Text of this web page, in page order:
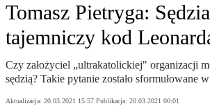
Tomasz Pietryga:
tajemniczy kod
Czy założyciel „ultrakatolickiej" organizacji
sędzią? Takie pytanie zostało sformułowane
Aktualizacja: 20.03.2021 15:57 Publikacja: 20.03.2021 00:01